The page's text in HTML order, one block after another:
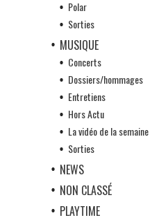
Polar
Sorties
MUSIQUE
Concerts
Dossiers/hommages
Entretiens
Hors Actu
La vidéo de la semaine
Sorties
NEWS
NON CLASSÉ
PLAYTIME